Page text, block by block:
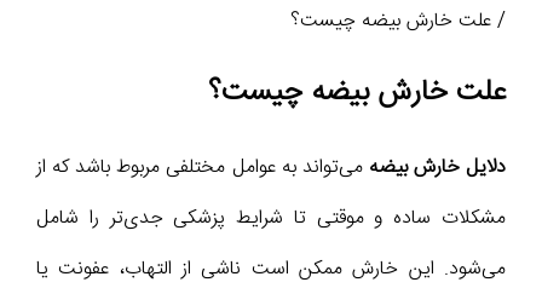
/ علت خارش بیضه چیست؟
علت خارش بیضه چیست؟
دلایل خارش بیضه می‌تواند به عوامل مختلفی مربوط باشد که از
مشکلات ساده و موقتی تا شرایط پزشکی جدی‌تر را شامل
می‌شود. این خارش ممکن است ناشی از التهاب، عفونت یا